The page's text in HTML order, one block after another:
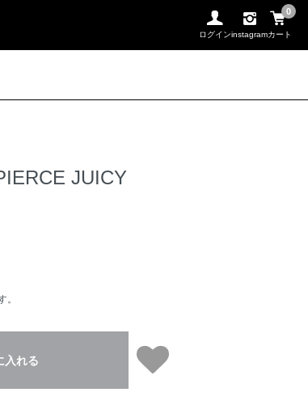
ログインinstagram
0
カート
JUICY
。
入れる